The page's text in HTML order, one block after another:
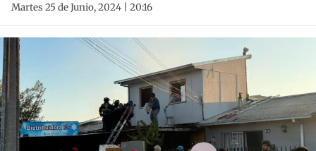
Martes 25 de Junio, 2024 | 20:16